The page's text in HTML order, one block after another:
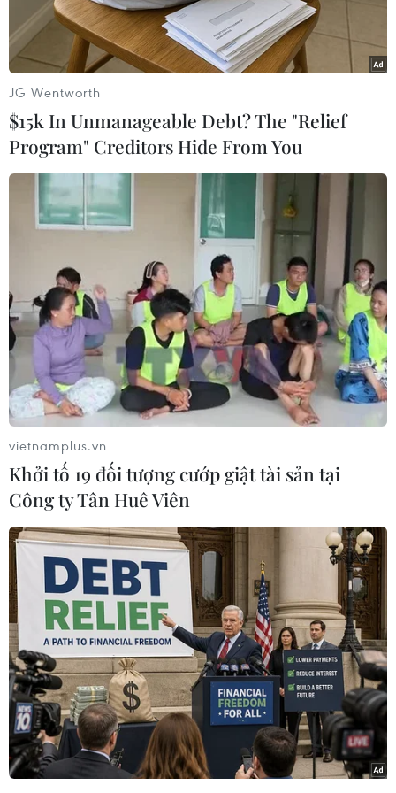
Mùn, thuộc Vườn quốcgia Bái Tử Long.
Ông Nguyễn Thành Nguyên, Phó Giám đốc
Vườn quốc gia Bái Tử Long, cho biết:Vườn tiếp
động vật hoang dã Hà Nội.Số khỉ này do Kiểm
lâm tỉnh Phú Yên bắt giữ từ các đối tượng vận
chuyển, buônbán trái phép năm 2010.
Khỉ đuôi dài (Macaca fascicularis) thuộc nhóm
các loài động vật hoang dãnguy cấp, quý hiếm,
hạn chế khai thác và sử dụng vì mục đích
thương mại./.
Xuân Tùng (TTXVN)
#Quảng Ninh #Bái Tử Long
#Vườn quốc gia
#Khỉ đuôi dài
Quảng Ninh
JG Wentworth
$15k In Unmanageable Debt? The "Relief
Program" Creditors Hide From You
vietnamplus.vn
Khởi tố 19 đối tượng cướp giật tài sản tại
Công ty Tân Huê Viên